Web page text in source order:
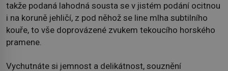
takže podaná lahodná sousta se v jistém podání ocitnou
i na koruně jehličí, z pod něhož se line mlha subtilního
kouře, to vše doprovázené zvukem tekoucího horského
pramene.
Vychutnáte si jemnost a delikátnost, souznění